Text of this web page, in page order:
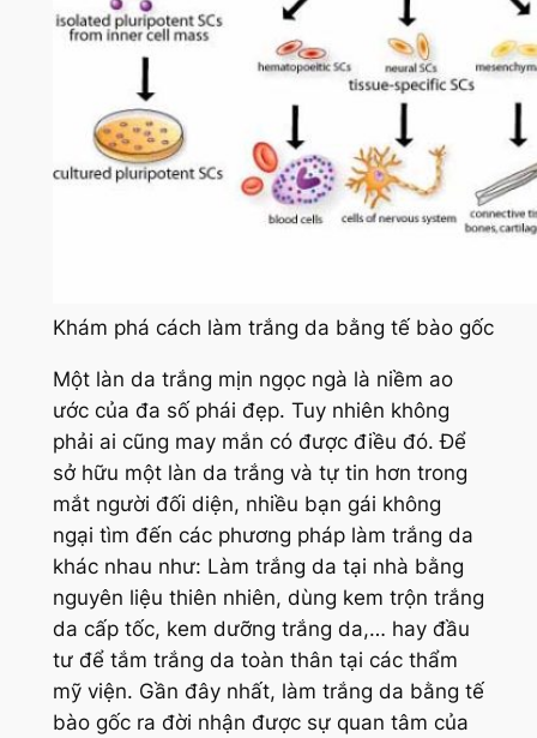
Khám phá cách làm trắng da bằng tế bào gốc
Một làn da trắng mịn ngọc ngà là niềm ao
ước của đa số phái đẹp. Tuy nhiên không
phải ai cũng may mắn có được điều đó. Để
sở hữu một làn da trắng và tự tin hơn trong
mắt người đối diện, nhiều bạn gái không
ngại tìm đến các phương pháp làm trắng da
khác nhau như: Làm trắng da tại nhà bằng
nguyên liệu thiên nhiên, dùng kem trộn trắng
da cấp tốc, kem dưỡng trắng da,… hay đầu
tư để tắm trắng da toàn thân tại các thẩm
mỹ viện. Gần đây nhất, làm trắng da bằng tế
bào gốc ra đời nhận được sự quan tâm của